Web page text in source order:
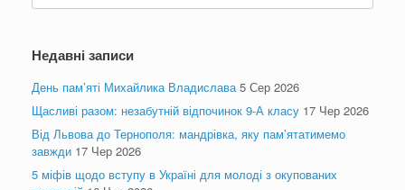
Недавні записи
День пам’яті Михайлика Владислава 5 Сер 2026
Щасливі разом: незабутній відпочинок 9-А класу 17 Чер 2026
Від Львова до Тернополя: мандрівка, яку пам’ятатимемо
завжди 17 Чер 2026
5 міфів щодо вступу в Україні для молоді з окупованих